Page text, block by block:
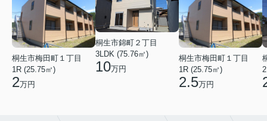
桐生市梅田町１丁目
1R (25.75㎡)
2万円
桐生市錦町２丁目
3LDK (75.76㎡)
10万円
桐生市梅田町１丁目
1R (25.75㎡)
2.5万円